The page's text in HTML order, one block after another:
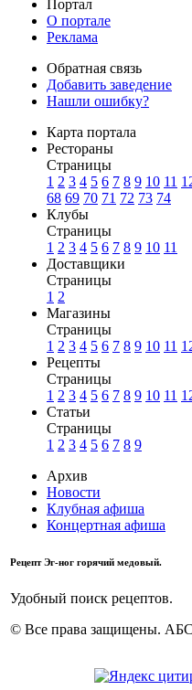
Портал
О портале
Реклама
Обратная связь
Добавить заведение
Нашли ошибку?
Карта портала
Рестораны
Страницы
1 2 3 4 5 6 7 8 9 10 11
68 69 70 71 72 73 74
Клубы
Страницы
1 2 3 4 5 6 7 8 9 10 11
Доставщики
Страницы
1 2
Магазины
Страницы
1 2 3 4 5 6 7 8 9 10 11
Рецепты
Страницы
1 2 3 4 5 6 7 8 9 10 11
Статьи
Страницы
1 2 3 4 5 6 7 8 9
Архив
Новости
Клубная афиша
Концертная афиша
Рецепт Эг-ног горячий медовый.
Удобный поиск рецептов.
© Все права защищены.